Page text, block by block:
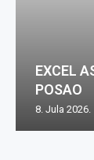
EXCEL
POSAO
8. Jula 2026.